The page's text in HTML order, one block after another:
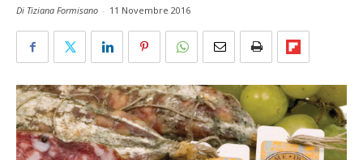
Di Tiziana Formisano - 11 Novembre 2016